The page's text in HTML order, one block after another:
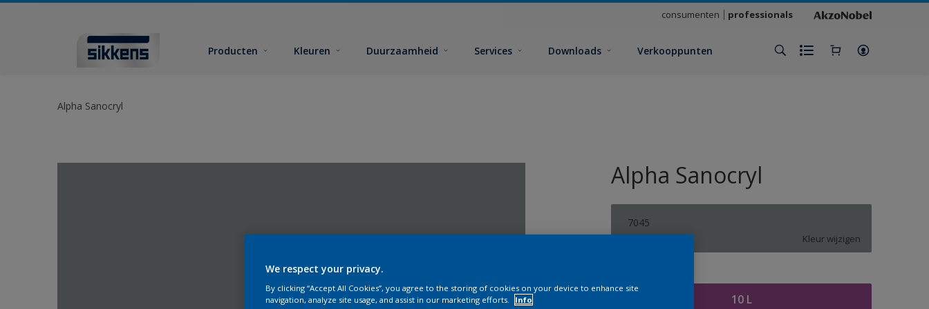
consumenten professionals
Producten Kleuren Duurzaamheid Services Downloads Verkooppunten
Alpha Sanocryl
Alpha Sanocryl
7045
Kleur wijzigen
10 L
We respect your privacy.
By clicking “Accept All Cookies”, you agree to the storing of cookies on your device to enhance site
navigation, analyze site usage, and assist in our marketing efforts.
Info